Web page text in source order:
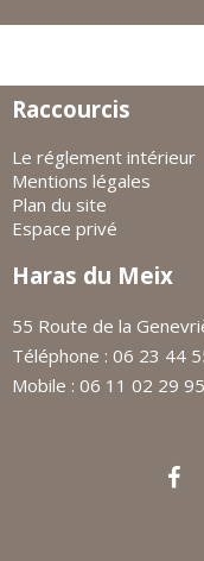
Raccourcis
Le réglement intérieur
Mentions légales
Plan du site
Espace privé
Haras du Meix
55 Route de la
Téléphone : 06 23 44
Mobile : 06 11 02 29 95